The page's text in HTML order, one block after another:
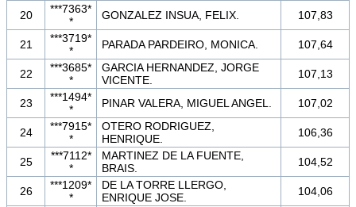
20
***7363*
*
GONZALEZ INSUA, FELIX. 107,83
21
***3719*
*
PARADA PARDEIRO, MONICA. 107,64
22
***3685*
*
GARCIA HERNANDEZ, JORGE
VICENTE.
107,13
23
***1494*
*
PINAR VALERA, MIGUEL ANGEL. 107,02
24
***7915*
*
OTERO RODRIGUEZ,
HENRIQUE.
106,36
25
***7112*
*
MARTINEZ DE LA FUENTE,
BRAIS.
104,52
26
***1209*
*
DE LA TORRE LLERGO,
ENRIQUE JOSE.
104,06